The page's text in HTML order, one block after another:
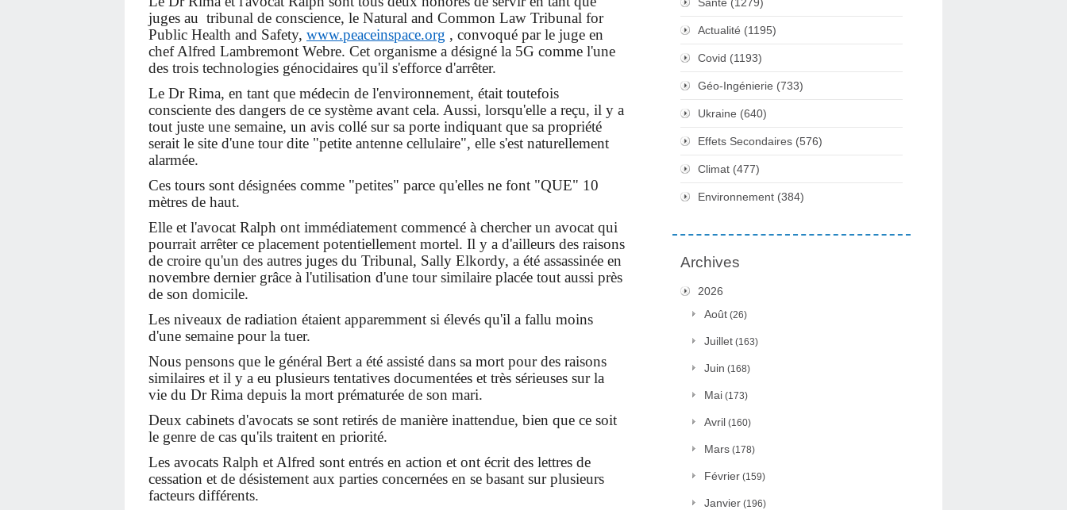
juges au tribunal de conscience, le Natural and Common Law Tribunal for
Public Health and Safety, www.peaceinspace.org , convoqué par le juge en
chef Alfred Lambremont Webre. Cet organisme a désigné la 5G comme l'une
des trois technologies génocidaires qu'il s'efforce d'arrêter.
Le Dr Rima, en tant que médecin de l'environnement, était toutefois
consciente des dangers de ce système avant cela. Aussi, lorsqu'elle a reçu, il y a
tout juste une semaine, un avis collé sur sa porte indiquant que sa propriété
serait le site d'une tour dite "petite antenne cellulaire", elle s'est naturellement
alarmée.
Ces tours sont désignées comme "petites" parce qu'elles ne font "QUE" 10
mètres de haut.
Elle et l'avocat Ralph ont immédiatement commencé à chercher un avocat qui
pourrait arrêter ce placement potentiellement mortel. Il y a d'ailleurs des raisons
de croire qu'un des autres juges du Tribunal, Sally Elkordy, a été assassinée en
novembre dernier grâce à l'utilisation d'une tour similaire placée tout aussi près
de son domicile.
Les niveaux de radiation étaient apparemment si élevés qu'il a fallu moins
d'une semaine pour la tuer.
Nous pensons que le général Bert a été assisté dans sa mort pour des raisons
similaires et il y a eu plusieurs tentatives documentées et très sérieuses sur la
vie du Dr Rima depuis la mort prématurée de son mari.
Deux cabinets d'avocats se sont retirés de manière inattendue, bien que ce soit
le genre de cas qu'ils traitent en priorité.
Les avocats Ralph et Alfred sont entrés en action et ont écrit des lettres de
cessation et de désistement aux parties concernées en se basant sur plusieurs
facteurs différents.
Actualité (1195)
Covid (1193)
Géo-Ingénierie (733)
Ukraine (640)
Effets Secondaires (576)
Climat (477)
Environnement (384)
Archives
2026
Août (26)
Juillet (163)
Juin (168)
Mai (173)
Avril (160)
Mars (178)
Février (159)
Janvier (196)